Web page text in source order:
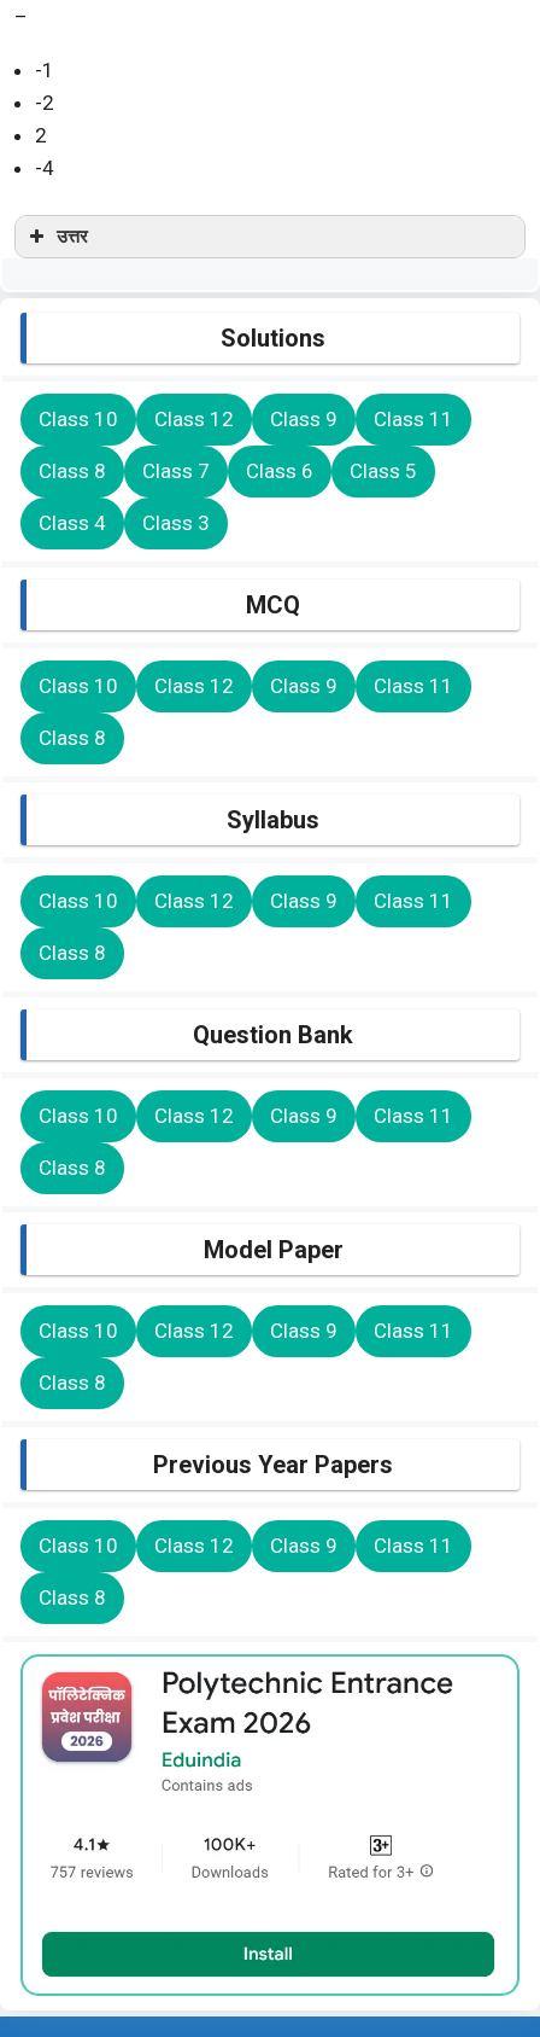
–
-1
-2
2
-4
उत्तर
Solutions
Class 10 Class 12 Class 9 Class 11
Class 8 Class 7 Class 6 Class 5
Class 4 Class 3
MCQ
Class 10 Class 12 Class 9 Class 11
Class 8
Syllabus
Class 10 Class 12 Class 9 Class 11
Class 8
Question Bank
Class 10 Class 12 Class 9 Class 11
Class 8
Model Paper
Class 10 Class 12 Class 9 Class 11
Class 8
Previous Year Papers
Class 10 Class 12 Class 9 Class 11
Class 8